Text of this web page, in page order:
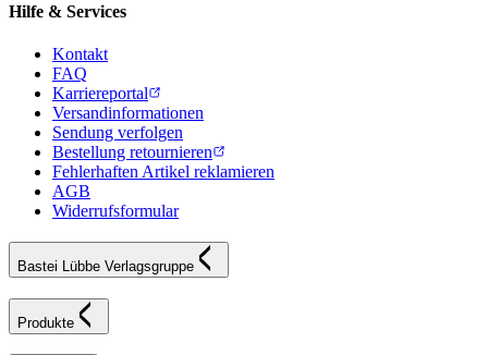
Hilfe & Services
Kontakt
FAQ
Karriereportal
Versandinformationen
Sendung verfolgen
Bestellung retournieren
Fehlerhaften Artikel reklamieren
AGB
Widerrufsformular
Bastei Lübbe Verlagsgruppe
Produkte